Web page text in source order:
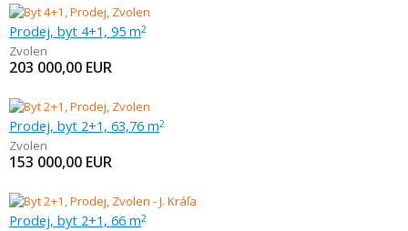
Prodej, byt 4+1, 95 m2
Zvolen
203 000,00 EUR
Prodej, byt 2+1, 63,76 m2
Zvolen
153 000,00 EUR
Prodej, byt 2+1, 66 m2